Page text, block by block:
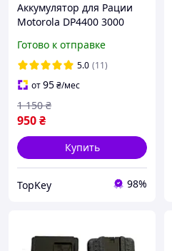
Аккумулятор для Рации
Motorola DP4400 3000
Радиостанцию Моторола
DP4800 DP4801 DP4400e
Готово к отправке
5.0 (11)
от95₴/мес
950₴
1 150 ₴
Купить
TopKey 98%